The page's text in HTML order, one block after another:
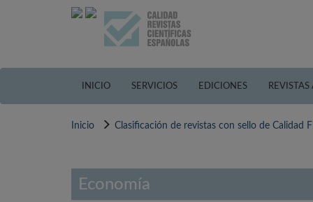
INICIO SERVICIOS EDICIONES
Inicio Clasificación de revistas con sello de Calidad
Economía